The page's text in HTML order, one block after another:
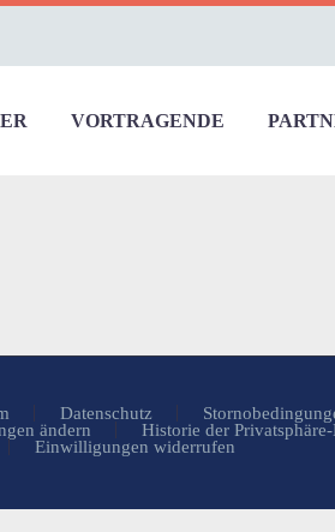
VORTRAGENDE
Datenschutz
ändern
Historie der
Einwilligungen widerrufen